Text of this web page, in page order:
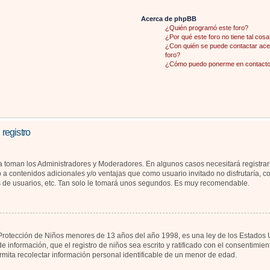
Acerca de phpBB
¿Quién programó este foro?
¿Por qué este foro no tiene tal
¿Con quién se puede contactar
foro?
¿Cómo puedo ponerme en
los Administradores y Moderadores. En algunos casos necesitará
contenidos adicionales y/o ventajas que como usuario invitado no disfrutaría,
usuarios, etc. Tan solo le tomará unos segundos. Es muy recomendable.
de Niños menores de 13 años del año 1998, es una ley de los
información, que el registro de niños sea escrito y ratificado con el
recolectar información personal identificable de un menor de edad.